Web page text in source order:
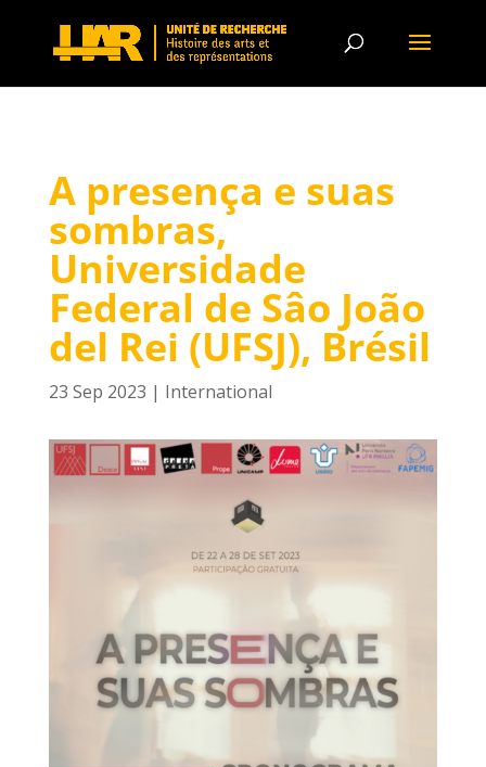
A presença e suas
sombras,
Universidade
Federal de Sâo João
del Rei (UFSJ), Brésil
23 Sep 2023 | International